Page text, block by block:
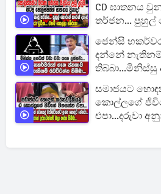
CD ඝාතනය
තර්ජන...
ජෙන්සි
දන්නේ
තිබ්බා...මිනිස්සු
දන්නවා...
සමාජයට
කොල්ලගේ
එපා...දරුවා